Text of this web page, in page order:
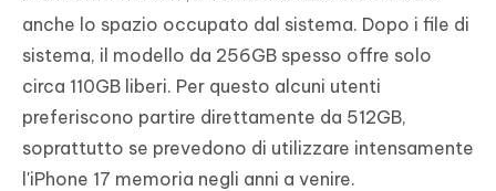
anche lo spazio occupato dal sistema. Dopo i file di
sistema, il modello da 256GB spesso offre solo
circa 110GB liberi. Per questo alcuni utenti
preferiscono partire direttamente da 512GB,
soprattutto se prevedono di utilizzare intensamente
l'iPhone 17 memoria negli anni a venire.